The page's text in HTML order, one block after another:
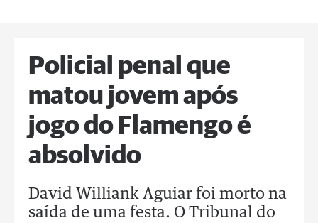
Policial penal que
matou jovem após
jogo do Flamengo é
absolvido
David Williank Aguiar foi morto na
saída de uma festa. O Tribunal do